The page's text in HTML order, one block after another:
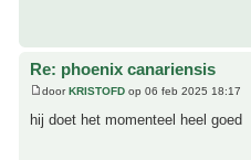
Re: phoenix canariensis
doorKRISTOFD op 06 feb 2025 18:17
hij doet het momenteel heel goed